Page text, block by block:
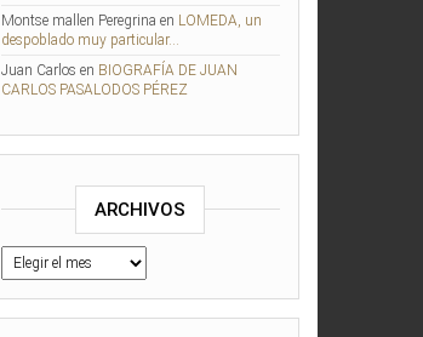
Montse mallen Peregrina en LOMEDA, un
despoblado muy particular…
Juan Carlos en BIOGRAFÍA DE JUAN
CARLOS PASALODOS PÉREZ
ARCHIVOS
Archivos